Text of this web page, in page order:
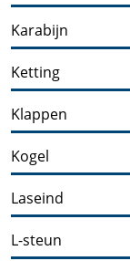
Karabijn
Ketting
Klappen
Kogel
Laseind
L-steun